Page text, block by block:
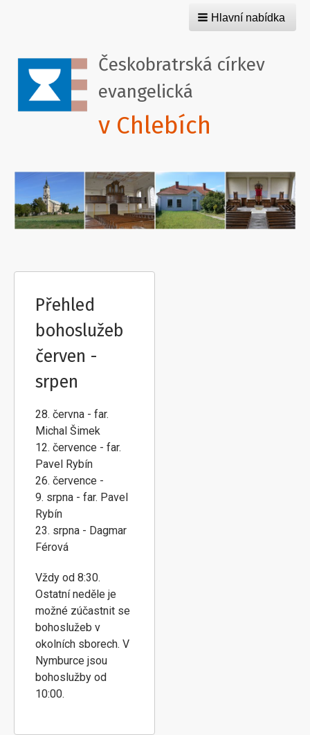
Hlavní nabídka
Českobratrská církev
evangelická
v Chlebích
Přehled
bohoslužeb
červen -
srpen
28. června - far.
Michal Šimek
12. července - far.
Pavel Rybín
26. července -
9. srpna - far. Pavel
Rybín
23. srpna - Dagmar
Férová
Vždy od 8:30.
Ostatní neděle je
možné zúčastnit se
bohoslužeb v
okolních sborech. V
Nymburce jsou
bohoslužby od
10:00.